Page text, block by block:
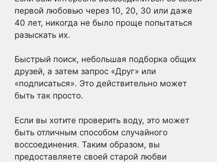
первой любовью через 10, 20, 30 или даже
40 лет, никогда не было проще попытаться
разыскать их.
Быстрый поиск, небольшая подборка общих
друзей, а затем запрос «Друг» или
«подписаться». Это действительно может
быть так просто.
Если вы хотите проверить воду, это может
быть отличным способом случайного
воссоединения. Таким образом, вы
предоставляете своей старой любви